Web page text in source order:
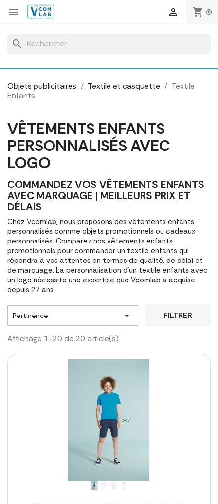
 shopping_cart (0)

search
Objets publicitaires Textile et casquette
Textile
Enfants
VÊTEMENTS ENFANTS
PERSONNALISÉS AVEC
LOGO
COMMANDEZ VOS VÊTEMENTS ENFANTS
AVEC MARQUAGE | MEILLEURS PRIX ET
DÉLAIS
Chez Vcomlab, nous proposons des vêtements enfants
personnalisés comme objets promotionnels ou cadeaux
personnalisés. Comparez nos vêtements enfants
promotionnels pour commander un textile enfants qui
répondra à vos attentes en termes de qualité, de délai et
de marquage. La personnalisation d'un textile enfants avec
un logo nécessite une expertise que Vcomlab a acquise
depuis 27 ans.
Pertinence  FILTRER
Affichage 1-20 de 20 article(s)
Panneau de gestion des cookies